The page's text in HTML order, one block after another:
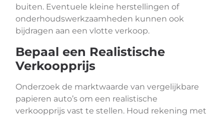
buiten. Eventuele kleine herstellingen of
onderhoudswerkzaamheden kunnen ook
bijdragen aan een vlotte verkoop.
Bepaal een Realistische
Verkoopprijs
Onderzoek de marktwaarde van vergelijkbare
papieren auto’s om een realistische
verkoopprijs vast te stellen. Houd rekening met